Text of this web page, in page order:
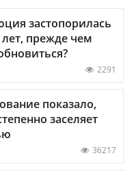
застопорилась
прежде чем
2291
показало,
заселяет
36217